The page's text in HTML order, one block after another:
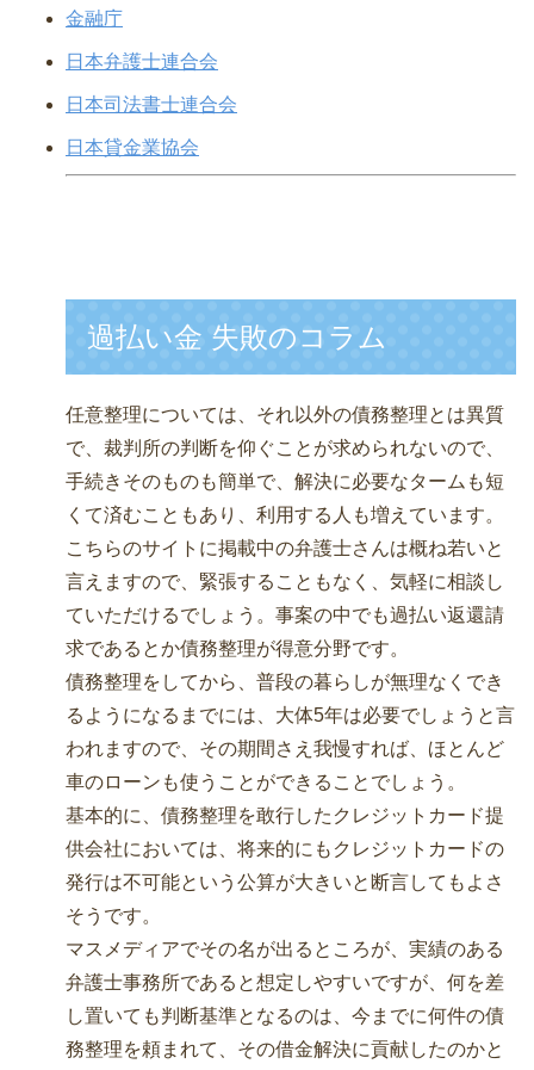
金融庁
日本弁護士連合会
日本司法書士連合会
日本貸金業協会
過払い金 失敗のコラム
任意整理については、それ以外の債務整理とは異質
で、裁判所の判断を仰ぐことが求められないので、
手続きそのものも簡単で、解決に必要なタームも短
くて済むこともあり、利用する人も増えています。
こちらのサイトに掲載中の弁護士さんは概ね若いと
言えますので、緊張することもなく、気軽に相談し
ていただけるでしょう。事案の中でも過払い返還請
求であるとか債務整理が得意分野です。
債務整理をしてから、普段の暮らしが無理なくでき
るようになるまでには、大体5年は必要でしょうと言
われますので、その期間さえ我慢すれば、ほとんど
車のローンも使うことができることでしょう。
基本的に、債務整理を敢行したクレジットカード提
供会社においては、将来的にもクレジットカードの
発行は不可能という公算が大きいと断言してもよさ
そうです。
マスメディアでその名が出るところが、実績のある
弁護士事務所であると想定しやすいですが、何を差
し置いても判断基準となるのは、今までに何件の債
務整理を頼まれて、その借金解決に貢献したのかと